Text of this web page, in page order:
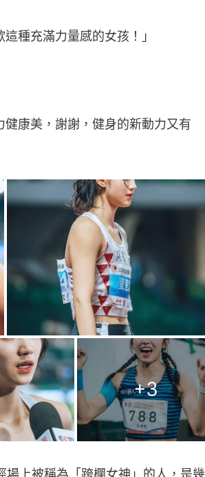
種充滿力量感的女孩！」
健康美，謝謝，健身的新動力又有
+3
上被稱為「跨欄女神」的人，是幾